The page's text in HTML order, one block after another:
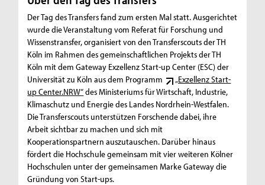
Der Tag des Transfers fand zum ersten Mal statt. Ausgerichtet
wurde die Veranstaltung vom Referat für Forschung und
Wissenstransfer, organisiert von den Transferscouts der TH
Köln im Rahmen des gemeinschaftlichen Projekts der TH
Köln mit dem Gateway Exzellenz Start-up Center (ESC) der
Universität zu Köln aus dem Programm
„Exzellenz Start-
up Center.NRW“des Ministeriums für Wirtschaft, Industrie,
Klimaschutz und Energie des Landes Nordrhein-Westfalen.
Die Transferscouts unterstützen Forschende dabei, ihre
Arbeit sichtbar zu machen und sich mit
Kooperationspartnern auszutauschen. Darüber hinaus
fördert die Hochschule gemeinsam mit vier weiteren Kölner
Hochschulen unter der gemeinsamen Marke Gateway die
Gründung von Start-ups.